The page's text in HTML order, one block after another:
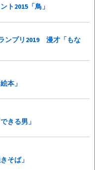
ト2015「鳥」
ンプリ2019 漫才「もな
本」
きる男」
そば」